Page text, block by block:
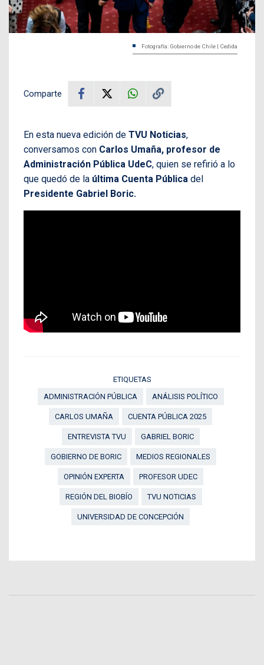
Fotografía: Gobierno de Chile | Cedida
Comparte
En esta nueva edición de TVU Noticias,
conversamos con Carlos Umaña, profesor de
Administración Pública UdeC, quien se refirió a lo
que quedó de la última Cuenta Pública del
Presidente Gabriel Boric.
ETIQUETAS
ADMINISTRACIÓN PÚBLICA
ANÁLISIS POLÍTICO
CARLOS UMAÑA CUENTA PÚBLICA 2025
ENTREVISTA TVU GABRIEL BORIC
GOBIERNO DE BORIC MEDIOS REGIONALES
OPINIÓN EXPERTA PROFESOR UDEC
REGIÓN DEL BIOBÍO TVU NOTICIAS
UNIVERSIDAD DE CONCEPCIÓN